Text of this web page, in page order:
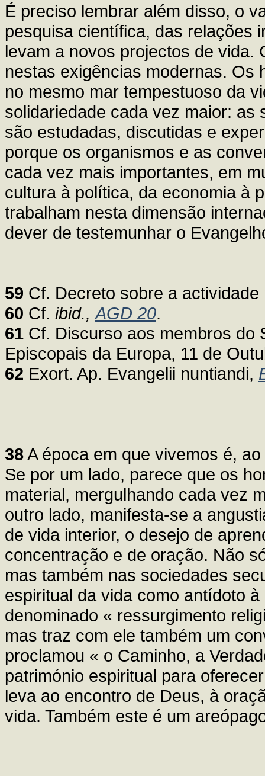
É preciso lembrar além disso, o
pesquisa científica, das relações
levam a novos projectos de vida.
nestas exigências modernas. Os
no mesmo mar tempestuoso da
solidariedade cada vez maior:
são estudadas, discutidas e
porque os organismos e as
cada vez mais importantes, em
cultura à política, da economia à
trabalham nesta dimensão
dever de testemunhar o
59 Cf. Decreto sobre a
60 Cf. ibid., AGD 20.
61 Cf. Discurso aos membros do
Episcopais da Europa, 11 de
62 Exort. Ap. Evangelii nuntiandi,
38A época em que vivemos é,
Se por um lado, parece que os
material, mergulhando cada vez
outro lado, manifesta-se a
de vida interior, o desejo de
concentração e de oração. Não
mas também nas sociedades
espiritual da vida como antídoto
denominado « ressurgimento
mas traz com ele também um
proclamou « o Caminho, a
património espiritual para
leva ao encontro de Deus, à
vida. Também este é um